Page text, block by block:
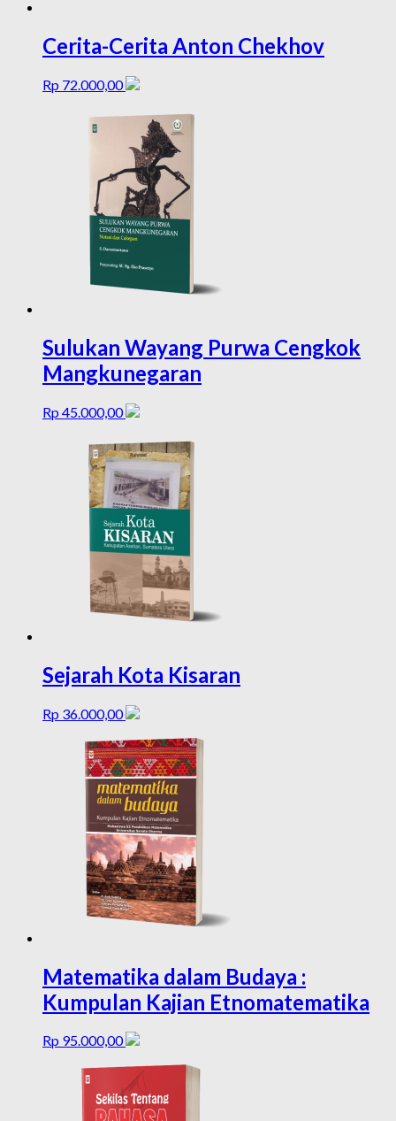
Cerita-Cerita Anton Chekhov
Rp 72.000,00
Sulukan Wayang Purwa Cengkok
Mangkunegaran
Rp 45.000,00
Sejarah Kota Kisaran
Rp 36.000,00
Matematika dalam Budaya :
Kumpulan Kajian Etnomatematika
Rp 95.000,00